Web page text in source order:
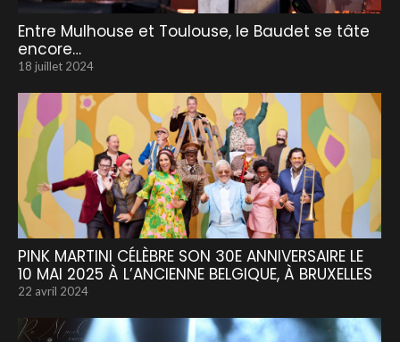
Entre Mulhouse et Toulouse, le Baudet se tâte
encore…
18 juillet 2024
PINK MARTINI CÉLÈBRE SON 30E ANNIVERSAIRE LE
10 MAI 2025 À L’ANCIENNE BELGIQUE, À BRUXELLES
22 avril 2024